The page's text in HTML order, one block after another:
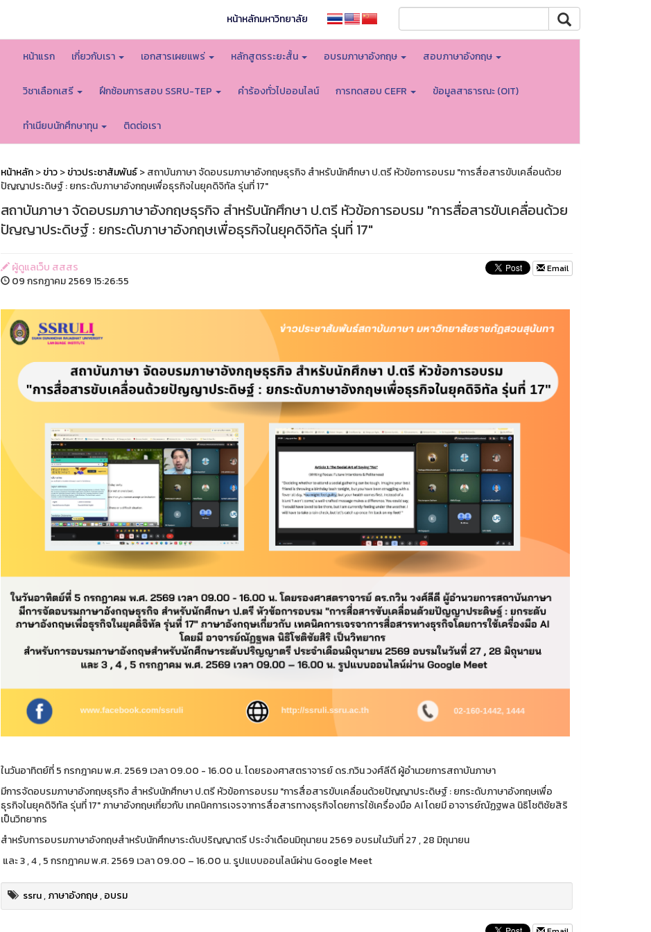
หน้าหลักมหาวิทยาลัย
หน้าแรก เกี่ยวกับเรา เอกสารเผยแพร่ หลักสูตรระยะสั้น อบรมภาษาอังกฤษ สอบภาษาอังกฤษ
วิชาเลือกเสรี ฝึกซ้อมการสอบ SSRU-TEP คำร้องทั่วไปออนไลน์ การทดสอบ CEFR ข้อมูลสาธารณะ (OIT)
ทำเนียบนักศึกษาทุน ติดต่อเรา
หน้าหลัก>ข่าว>ข่าวประชาสัมพันธ์> สถาบันภาษา จัดอบรมภาษาอังกฤษธุรกิจ สำหรับนักศึกษา ป.ตรี หัวข้อการอบรม "การสื่อสารขับเคลื่อนด้วย
ปัญญาประดิษฐ์ : ยกระดับภาษาอังกฤษเพื่อธุรกิจในยุคดิจิทัล รุ่นที่ 17"
สถาบันภาษา จัดอบรมภาษาอังกฤษธุรกิจ สำหรับนักศึกษา ป.ตรี หัวข้อการอบรม "การสื่อสารขับเคลื่อนด้วย
ปัญญาประดิษฐ์ : ยกระดับภาษาอังกฤษเพื่อธุรกิจในยุคดิจิทัล รุ่นที่ 17"
ผู้ดูแลเว็บ สสสร
09 กรกฏาคม 2569 15:26:55
Email
ในวันอาทิตย์ที่ 5 กรกฎาคม พ.ศ. 2569 เวลา 09.00 - 16.00 น. โดยรองศาสตราจารย์ ดร.กวิน วงศ์ลีดี ผู้อำนวยการสถาบันภาษา
มีการจัดอบรมภาษาอังกฤษธุรกิจ สำหรับนักศึกษา ป.ตรี หัวข้อการอบรม "การสื่อสารขับเคลื่อนด้วยปัญญาประดิษฐ์ : ยกระดับภาษาอังกฤษเพื่อ
ธุรกิจในยุคดิจิทัล รุ่นที่ 17" ภาษาอังกฤษเกี่ยวกับ เทคนิคการเจรจาการสื่อสารทางธุรกิจโดยการใช้เครื่องมือ AI โดยมี อาจารย์ณัฏฐพล นิธิโชติชัยสิริ
เป็นวิทยากร
สำหรับการอบรมภาษาอังกฤษสำหรับนักศึกษาระดับปริญญาตรี ประจำเดือนมิถุนายน 2569 อบรมในวันที่ 27 , 28 มิถุนายน
และ 3 , 4 , 5 กรกฎาคม พ.ศ. 2569 เวลา 09.00 – 16.00 น. รูปแบบออนไลน์ผ่าน Google Meet
ssru,ภาษาอังกฤษ,อบรม